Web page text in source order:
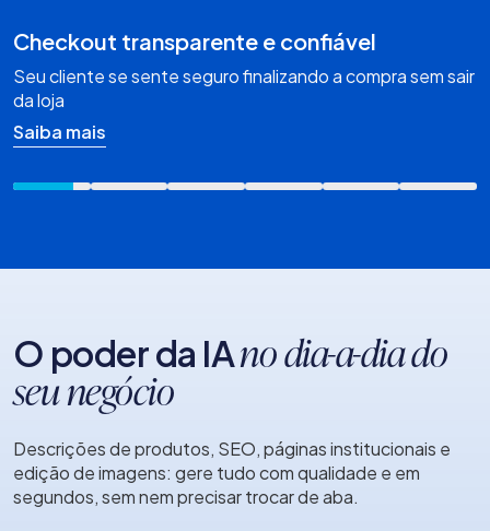
Checkout transparente e confiável
Seu cliente se sente seguro finalizando a compra sem sair
da loja
Saiba mais
O poder da IAno dia-a-dia do
seu negócio
Descrições de produtos, SEO, páginas institucionais e
edição de imagens: gere tudo com qualidade e em
segundos, sem nem precisar trocar de aba.